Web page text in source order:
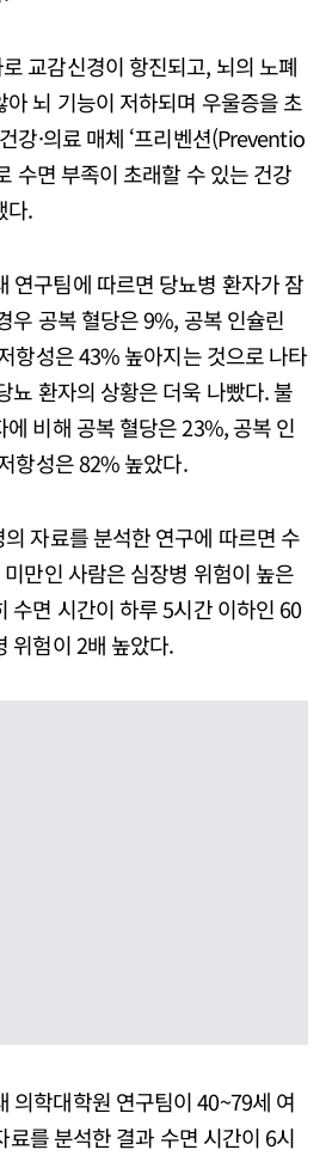
교감신경이 항진되고, 뇌의 노폐
뇌 기능이 저하되며 우울증을 초
강·의료 매체 ‘프리벤션(Preventio
수면 부족이 초래할 수 있는 건강
다.
연구팀에 따르면 당뇨병 환자가 잠
우 공복 혈당은 9%, 공복 인슐린
항성은 43% 높아지는 것으로 나타
뇨 환자의 상황은 더욱 나빴다. 불
비해 공복 혈당은 23%, 공복 인
항성은 82% 높았다.
자료를 분석한 연구에 따르면 수
만인 사람은 심장병 위험이 높은
수면 시간이 하루 5시간 이하인 60
위험이 2배 높았다.
의학대학원 연구팀이 40~79세 여
료를 분석한 결과 수면 시간이 6시